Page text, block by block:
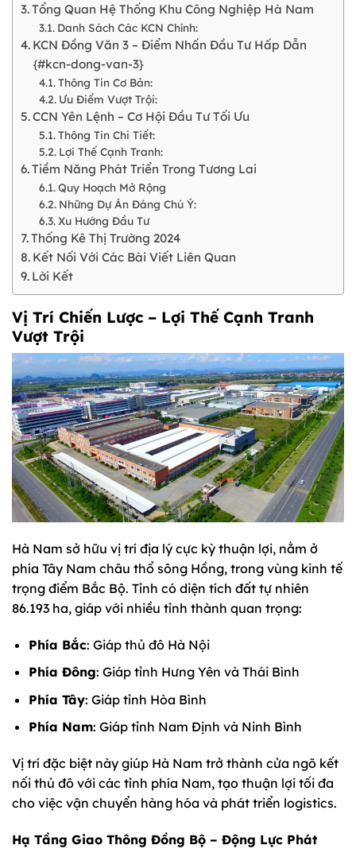
Tổng Quan Hệ Thống Khu Công Nghiệp Hà Nam
Danh Sách Các KCN Chính:
KCN Đồng Văn 3 – Điểm Nhấn Đầu Tư Hấp Dẫn
{#kcn-dong-van-3}
Thông Tin Cơ Bản:
Ưu Điểm Vượt Trội:
CCN Yên Lệnh – Cơ Hội Đầu Tư Tối Ưu
Thông Tin Chi Tiết:
Lợi Thế Cạnh Tranh:
Tiềm Năng Phát Triển Trong Tương Lai
Quy Hoạch Mở Rộng
Những Dự Án Đáng Chú Ý:
Xu Hướng Đầu Tư
Thống Kê Thị Trường 2024
Kết Nối Với Các Bài Viết Liên Quan
Lời Kết
Vị Trí Chiến Lược – Lợi Thế Cạnh Tranh
Vượt Trội
Hà Nam sở hữu vị trí địa lý cực kỳ thuận lợi, nằm ở
phía Tây Nam châu thổ sông Hồng, trong vùng kinh tế
trọng điểm Bắc Bộ. Tỉnh có diện tích đất tự nhiên
86.193 ha, giáp với nhiều tỉnh thành quan trọng:
Phía Bắc: Giáp thủ đô Hà Nội
Phía Đông: Giáp tỉnh Hưng Yên và Thái Bình
Phía Tây: Giáp tỉnh Hòa Bình
Phía Nam: Giáp tỉnh Nam Định và Ninh Bình
Vị trí đặc biệt này giúp Hà Nam trở thành cửa ngõ kết
nối thủ đô với các tỉnh phía Nam, tạo thuận lợi tối đa
cho việc vận chuyển hàng hóa và phát triển logistics.
Hạ Tầng Giao Thông Đồng Bộ – Động Lực Phát